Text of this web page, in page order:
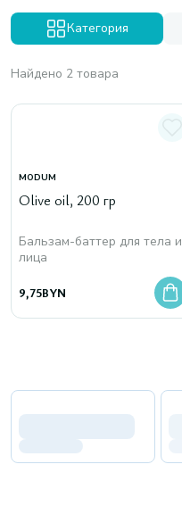
Категория
Найдено 2 товара
MODUM
Olive oil, 200 гр
Бальзам-баттер для тела и
лица
9,75BYN